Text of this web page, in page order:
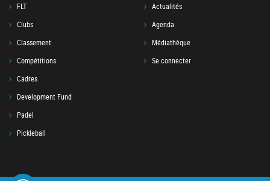
FLT
Clubs
Classement
Compétitions
Cadres
Development Fund
Padel
Pickleball
Actualités
Agenda
Médiathèque
Se connecter